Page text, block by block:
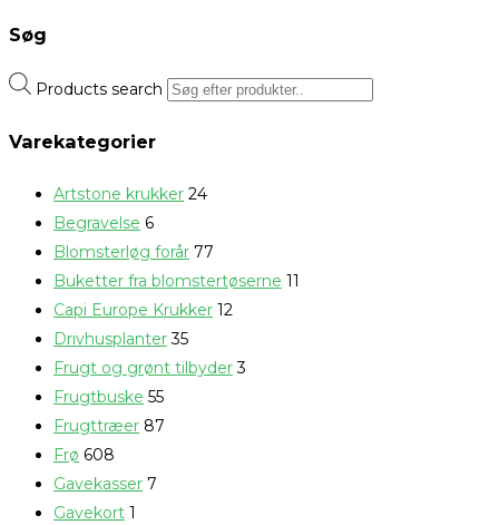
Søg
Products search
Varekategorier
Artstone krukker 24
Begravelse 6
Blomsterløg forår 77
Buketter fra blomstertøserne 11
Capi Europe Krukker 12
Drivhusplanter 35
Frugt og grønt tilbyder 3
Frugtbuske 55
Frugttræer 87
Frø 608
Gavekasser 7
Gavekort 1